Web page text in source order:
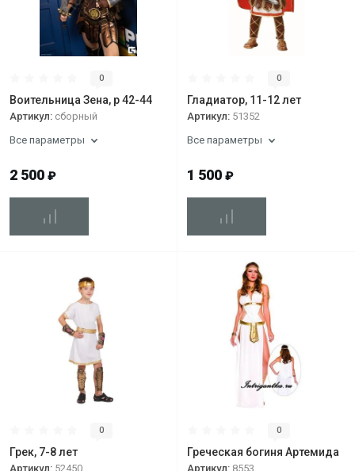
0
Воительница Зена, р 42-44
Артикул: сборный
Все параметры
2 500 ₽
0
Гладиатор, 11-12 лет
Артикул: 51352
Все параметры
1 500 ₽
0
Грек, 7-8 лет
Артикул: 52450
0
Греческая богиня Артемида
Артикул: 8553